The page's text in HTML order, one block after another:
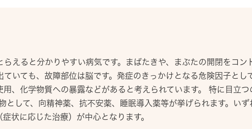
えると分かりやすい病気です。まばたきや、まぶたの開閉をコン
いても、故障部位は脳です。発症のきっかけとなる危険因子とし
、化学物質への暴露などがあると考えられています。 特に目立
して、向精神薬、抗不安薬、睡眠導入薬等が挙げられます。いず
状に応じた治療）が中心となります。